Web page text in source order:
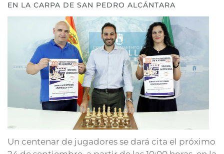
EN LA CARPA DE SAN PEDRO ALCÁNTARA
Un centenar de jugadores se dará cita el próximo